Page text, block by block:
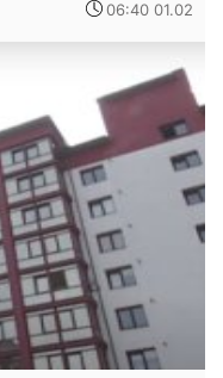
06:40 01.02